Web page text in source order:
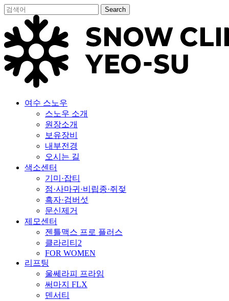
Skip
to
main
content
Search
Search
Menu
여수 스노우
스노우 소개
원장소개
보유장비
내부전경
오시는 길
색소센터
기미·잡티
점·사마귀·비립종·쥐젖
흑자·검버섯
문신제거
제모센터
젠틀맥스 프로 플러스
클라리티2
FOR WOMEN
리프팅
울쎄라피 프라임
써마지 FLX
덴서티